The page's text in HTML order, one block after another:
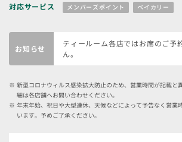
対応サービス
メンバーズポイント ベイカリー
お知らせ
ティールーム各店ではお席のご予
ん。
新型コロナウィルス感染拡大防止のため、営業時間が記載と
細は各店舗へお問い合わせください。
年末年始、祝日や大型連休、天候などによって予告なく営業
います。予めご了承ください。